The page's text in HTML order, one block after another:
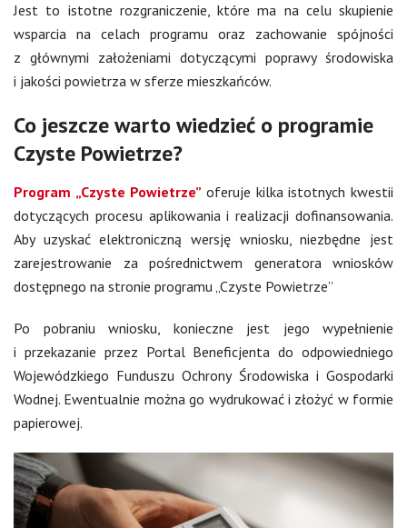
Jest to istotne rozgraniczenie, które ma na celu skupienie
wsparcia na celach programu oraz zachowanie spójności
z głównymi założeniami dotyczącymi poprawy środowiska
i jakości powietrza w sferze mieszkańców.
Co jeszcze warto wiedzieć o programie
Czyste Powietrze?
Program „Czyste Powietrze” oferuje kilka istotnych kwestii
dotyczących procesu aplikowania i realizacji dofinansowania.
Aby uzyskać elektroniczną wersję wniosku, niezbędne jest
zarejestrowanie za pośrednictwem generatora wniosków
dostępnego na stronie programu „Czyste Powietrze”
Po pobraniu wniosku, konieczne jest jego wypełnienie
i przekazanie przez Portal Beneficjenta do odpowiedniego
Wojewódzkiego Funduszu Ochrony Środowiska i Gospodarki
Wodnej. Ewentualnie można go wydrukować i złożyć w formie
papierowej.